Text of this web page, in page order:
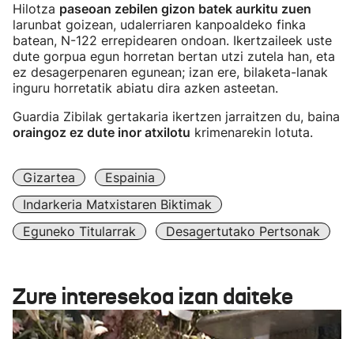
Hilotza paseoan zebilen gizon batek aurkitu zuen
larunbat goizean, udalerriaren kanpoaldeko finka
batean, N-122 errepidearen ondoan. Ikertzaileek uste
dute gorpua egun horretan bertan utzi zutela han, eta
ez desagerpenaren egunean; izan ere, bilaketa-lanak
inguru horretatik abiatu dira azken asteetan.
Guardia Zibilak gertakaria ikertzen jarraitzen du, baina
oraingoz ez dute inor atxilotu krimenarekin lotuta.
Gizartea
Espainia
Indarkeria Matxistaren Biktimak
Eguneko Titularrak
Desagertutako Pertsonak
Zure interesekoa izan daiteke